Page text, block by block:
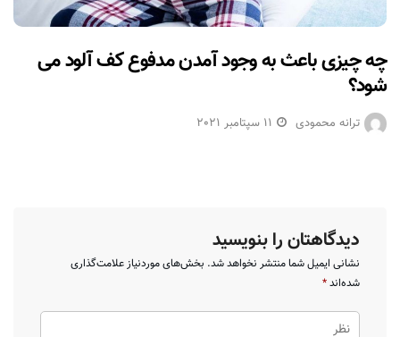
چه چیزی باعث به وجود آمدن مدفوع کف آلود می
شود؟
ترانه محمودی 11 سپتامبر 2021
دیدگاهتان را بنویسید
نشانی ایمیل شما منتشر نخواهد شد. بخش‌های موردنیاز علامت‌گذاری
شده‌اند*